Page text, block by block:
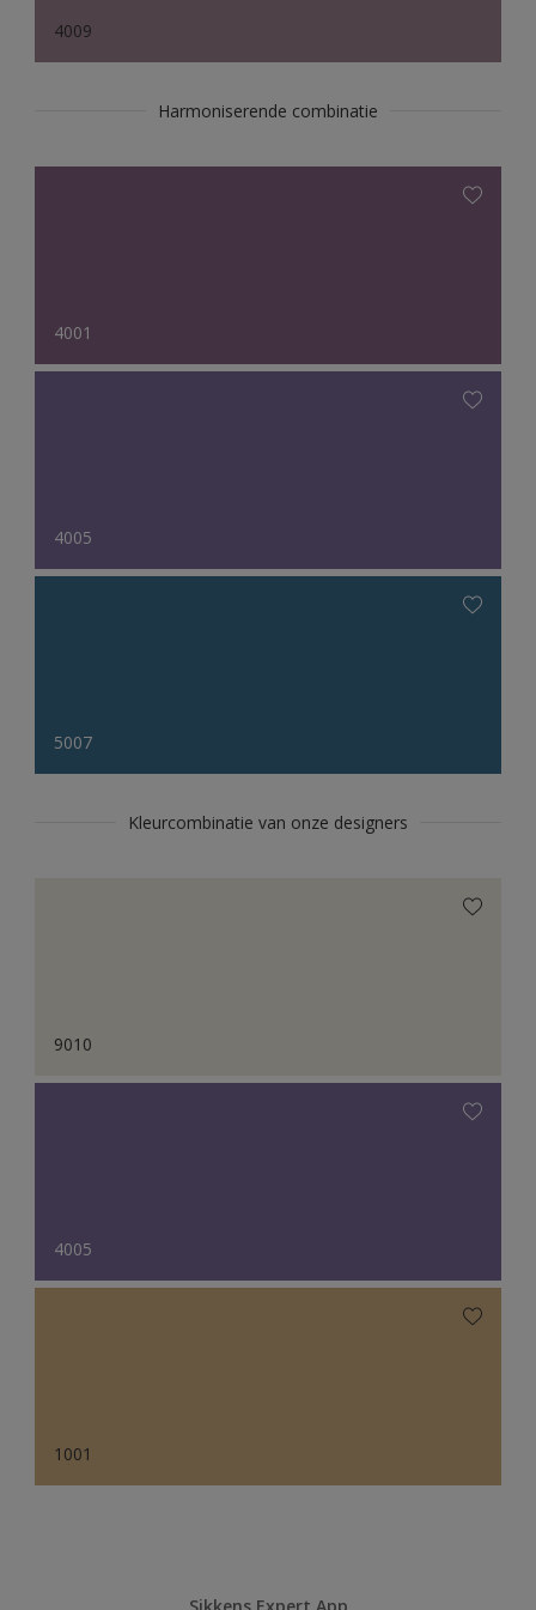
4009
Harmoniserende combinatie
4001
4005
5007
Kleurcombinatie van onze designers
9010
4005
1001
Sikkens Expert App